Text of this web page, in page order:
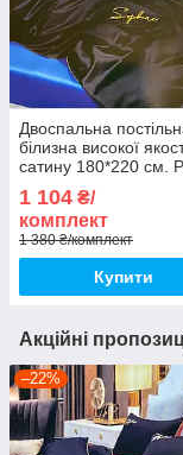
Двоспальна
білизна високої
сатину 180*220 см.
2.0
1 104 ₴/
комплект
1 380 ₴/комплект
Купити
Акційні
–22%